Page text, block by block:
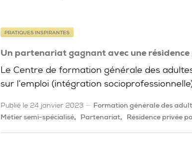
Un partenariat gagnant avec une
PRATIQUES INSPIRANTES
Le Centre de formation générale des
sur l’emploi (intégration
Publié le 24 janvier 2023 Formation générale des
Métier semi-spécialisé
Partenariat Résidence privée